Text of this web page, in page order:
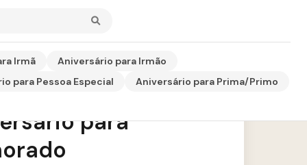
Irmã
Aniversário para Irmão
para Pessoa Especial
Aniversário para Prima/Primo
de
para